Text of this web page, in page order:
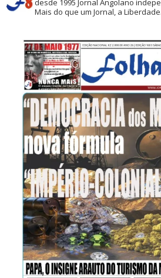
desde 1995 Jornal Angolano
Mais do que um Jornal, a Liberdade.